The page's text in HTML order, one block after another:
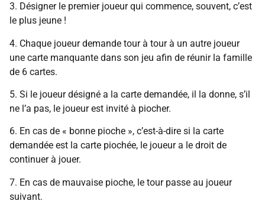
3. Désigner le premier joueur qui commence, souvent, c’est
le plus jeune !
4. Chaque joueur demande tour à tour à un autre joueur
une carte manquante dans son jeu afin de réunir la famille
de 6 cartes.
5. Si le joueur désigné a la carte demandée, il la donne, s’il
ne l’a pas, le joueur est invité à piocher.
6. En cas de « bonne pioche », c’est-à-dire si la carte
demandée est la carte piochée, le joueur a le droit de
continuer à jouer.
7. En cas de mauvaise pioche, le tour passe au joueur
suivant.